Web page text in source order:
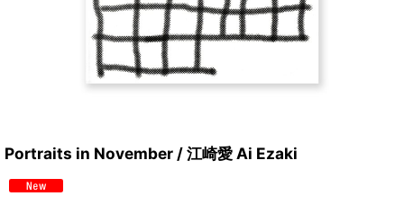
Portraits in November / 江崎愛 Ai Ezaki